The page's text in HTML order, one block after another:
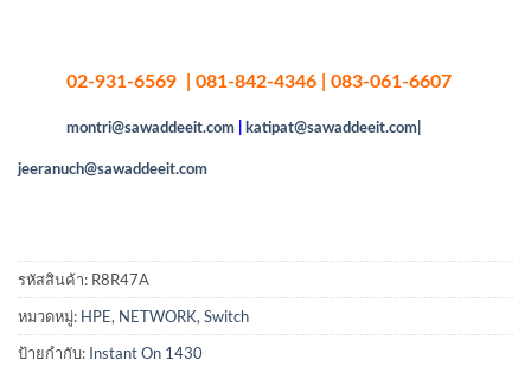
02-931-6569 | 081-842-4346 | 083-061-6607
montri@sawaddeeit.com katipat@sawaddeeit.com|
jeeranuch@sawaddeeit.com
รหัสสินค้า: R8R47A
หมวดหมู่: HPE, NETWORK, Switch
ป้ายกำกับ: Instant On 1430